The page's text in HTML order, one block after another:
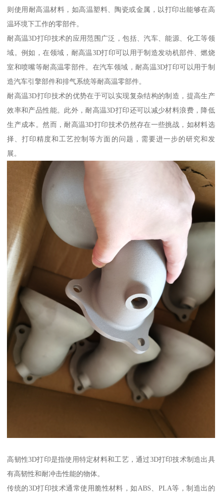
则使用耐高温材料，如高温塑料、陶瓷或金属，以打印出能够在高
温环境下工作的零部件。
耐高温3D打印技术的应用范围广泛，包括、汽车、能源、化工等领
域。例如，在领域，耐高温3D打印可以用于制造发动机部件、燃烧
室和喷嘴等耐高温零部件。在汽车领域，耐高温3D打印可以用于制
造汽车引擎部件和排气系统等耐高温零部件。
耐高温3D打印技术的优势在于可以实现复杂结构的制造，提高生产
效率和产品性能。此外，耐高温3D打印还可以减少材料浪费，降低
生产成本。然而，耐高温3D打印技术仍然存在一些挑战，如材料选
择、打印精度和工艺控制等方面的问题，需要进一步的研究和发
展。
高韧性3D打印是指使用特定材料和工艺，通过3D打印技术制造出具
有高韧性和耐冲击性能的物体。
传统的3D打印技术通常使用脆性材料，如ABS、PLA等，制造出的